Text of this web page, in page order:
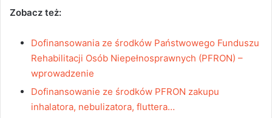
Zobacz też:
Dofinansowania ze środków Państwowego Funduszu
Rehabilitacji Osób Niepełnosprawnych (PFRON) –
wprowadzenie
Dofinansowanie ze środków PFRON zakupu
inhalatora, nebulizatora, fluttera…